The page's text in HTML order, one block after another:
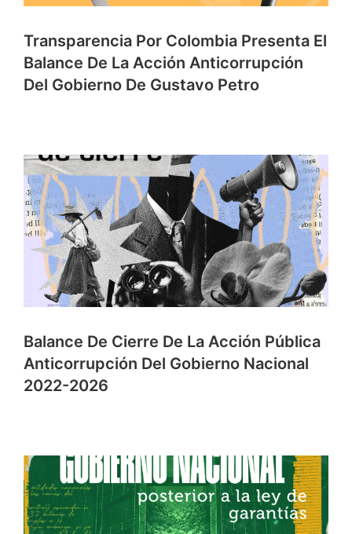
Transparencia Por Colombia Presenta El
Balance De La Acción Anticorrupción
Del Gobierno De Gustavo Petro
Balance De Cierre De La Acción Pública
Anticorrupción Del Gobierno Nacional
2022-2026